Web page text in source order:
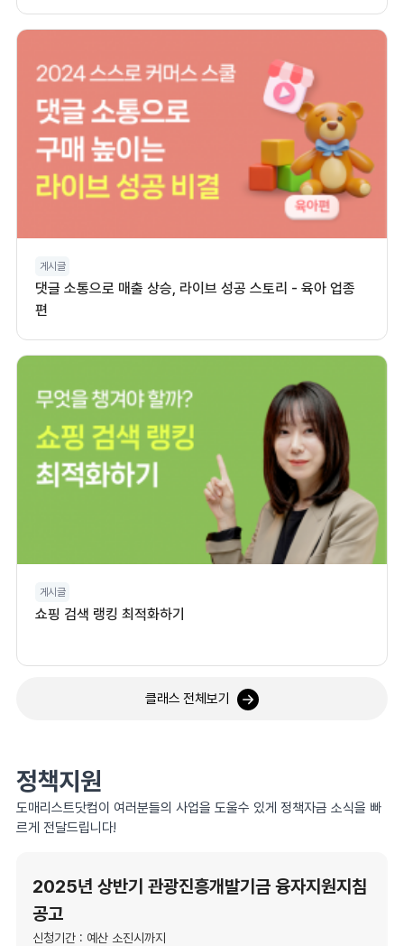
게시글
댓글 소통으로 매출 상승, 라이브 성공 스토리 - 육아 업종
편
게시글
쇼핑 검색 랭킹 최적화하기
클래스 전체보기
정책지원
도매리스트닷컴이 여러분들의 사업을 도울수 있게 정책자금 소식을 빠
르게 전달드립니다!
2025년 상반기 관광진흥개발기금 융자지원지침
공고
신청기간 : 예산 소진시까지